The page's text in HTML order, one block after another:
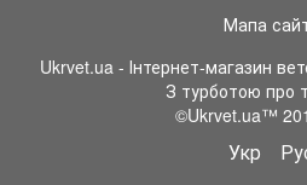
Мапа
Ukrvet.ua - Інтернет-магазин
З турботою про
©Ukrvet.ua™
Укр